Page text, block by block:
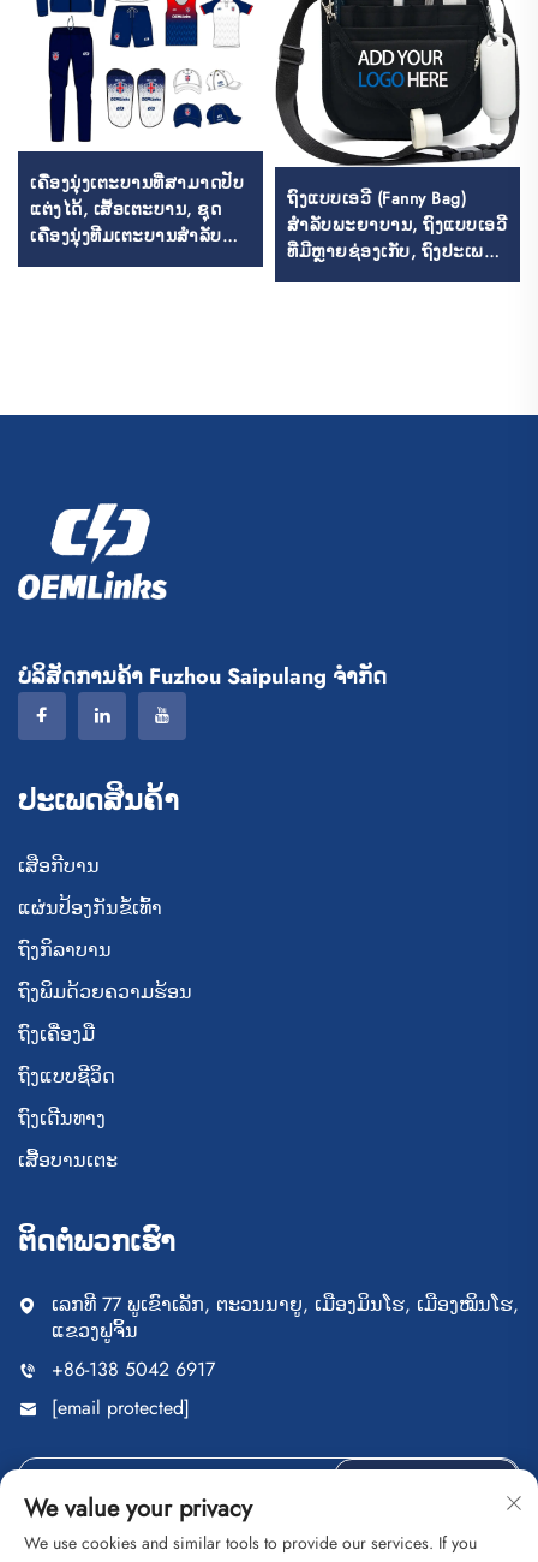
ເຄື່ອງນຸ່ງເຕະບານທີ່ສາມາດປັບ
ແຕ່ງໄດ້, ເສື້ອເຕະບານ, ຊຸດ
ເຄື່ອງນຸ່ງທີມເຕະບານສຳລັບ
ປະເທດໄທ, ຊຸດເຄື່ອງນຸ່ງເຕະ
ຖົງແບບເອວີ (Fanny Bag)
ສຳລັບພະຍາບານ, ຖົງແບບເອວີ
ທີ່ມີຫຼາຍຊ່ອງເກັບ, ຖົງປະເພດ
ເຄສ (Pouch Case) ທີ່ມີຊ່ອງ
ສຳລັບອຸປະກອນທາງການແພດ
ບໍລິສັດການຄ້າ Fuzhou Saipulang ຈຳກັດ
ປະເພດສິນຄ້າ
ເສືອກີບານ
ແຜ່ນປ້ອງກັນຂໍ້ເທົ້າ
ຖົງກິລາບານ
ຖົງພິມດ້ວຍຄວາມຮ້ອນ
ຖົງເຄື່ອງມື
ຖົງແບບຊີວິດ
ຖົງເດີນທາງ
ເສື້ອບານເຕະ
ຕິດຕໍ່ພວກເຮົາ
ເລກທີ 77 ພູເຂົາເລັກ, ຕະວນນາຍູ, ເມືອງມິນໂຮ, ເມືອງໝິນໂຮ,
ແຂວງຟູຈິ້ນ
+86-138 5042 6917
[email protected]
We value your privacy
We use cookies and similar tools to provide our services. If you